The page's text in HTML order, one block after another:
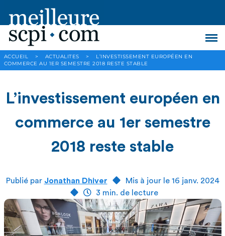
ACCUEIL > ACTUALITES >
L’INVESTISSEMENT EUROPÉEN EN
COMMERCE AU 1ER SEMESTRE 2018 RESTE STABLE
L’investissement européen en
commerce au 1er semestre
2018 reste stable
Publié par Jonathan Dhiver
Mis à jour le 16 janv. 2024
3 min. de lecture